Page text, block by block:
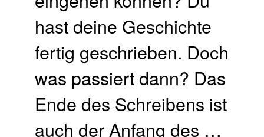
hast deine Geschichte
fertig geschrieben. Doch
was passiert dann? Das
Ende des Schreibens ist
auch der Anfang des …